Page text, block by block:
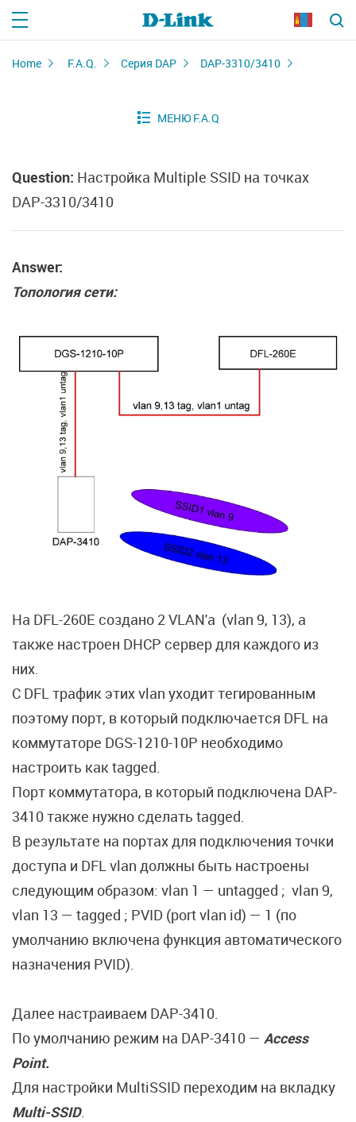
Home F.A.Q. Серия DAP DAP-3310/3410
Question: Настройка Multiple SSID на точках
DAP-3310/3410
Answer:
Топология сети:
На DFL-260E создано 2 VLAN'a (vlan 9, 13), а
также настроен DHCP сервер для каждого из
них.
С DFL трафик этих vlan уходит тегированным
поэтому порт, в который подключается DFL на
коммутаторе DGS-1210-10P необходимо
настроить как tagged.
Порт коммутатора, в который подключена DAP-
3410 также нужно сделать tagged.
В результате на портах для подключения точки
доступа и DFL vlan должны быть настроены
следующим образом: vlan 1 — untagged ; vlan 9,
vlan 13 — tagged ; PVID (port vlan id) — 1 (по
умолчанию включена функция автоматического
назначения PVID).
Далее настраиваем DAP-3410.
По умолчанию режим на DAP-3410 — Access
Point.
Для настройки MultiSSID переходим на вкладку
Multi-SSID.